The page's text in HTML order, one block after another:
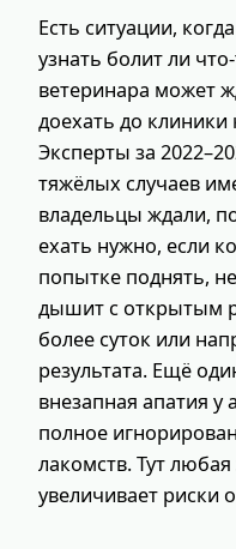
Есть ситуации,
узнать болит ли
ветеринара может
доехать до
Эксперты за
тяжёлых случаев
владельцы ждали,
ехать нужно, если
попытке поднять,
дышит с открытым
более суток или
результата. Ещё
внезапная апатия у
полное
лакомств. Тут
увеличивает риски